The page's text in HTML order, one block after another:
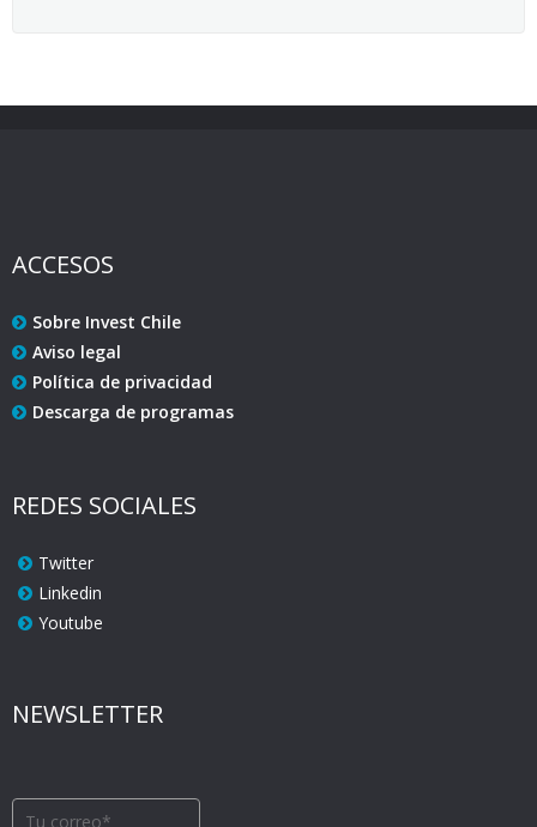
ACCESOS
Sobre Invest Chile
Aviso legal
Política de privacidad
Descarga de programas
REDES SOCIALES
Twitter
Linkedin
Youtube
NEWSLETTER